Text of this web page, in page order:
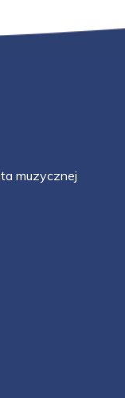
muzycznej